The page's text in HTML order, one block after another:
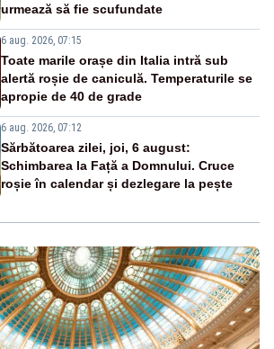
urmează să fie scufundate
6 aug. 2026, 07:15
Toate marile orașe din Italia intră sub
alertă roșie de caniculă. Temperaturile se
apropie de 40 de grade
6 aug. 2026, 07:12
Sărbătoarea zilei, joi, 6 august:
Schimbarea la Față a Domnului. Cruce
roșie în calendar și dezlegare la pește